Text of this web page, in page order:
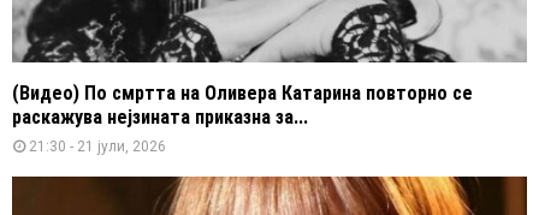
(Видео) По смртта на Оливера Катарина повторно се
раскажува нејзината приказна за...
21:30 - 21 јули, 2026